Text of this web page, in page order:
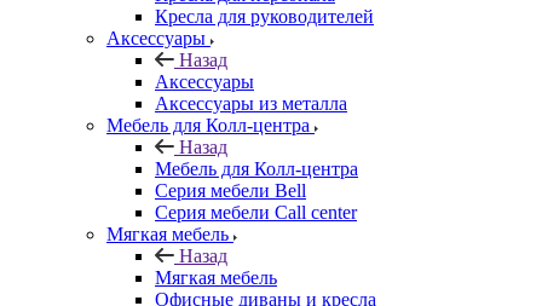
Кресла для руководителей
Аксессуары
Назад
Аксессуары
Аксессуары из металла
Мебель для Колл-центра
Назад
Мебель для Колл-центра
Серия мебели Bell
Серия мебели Call center
Мягкая мебель
Назад
Мягкая мебель
Офисные диваны и кресла